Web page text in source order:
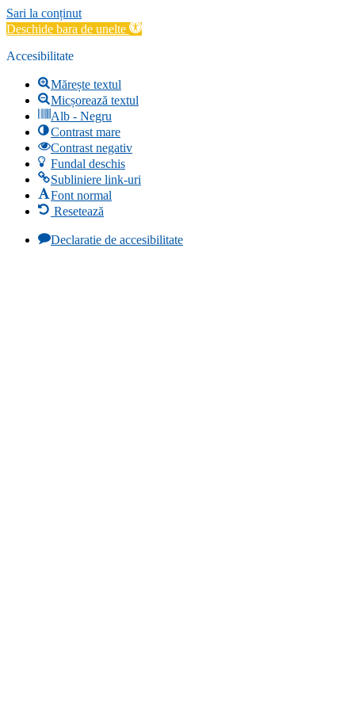
Sari la conținut
Deschide bara de unelte
Accesibilitate
Mărește textul
Micșorează textul
Alb - Negru
Contrast mare
Contrast negativ
Fundal deschis
Subliniere link-uri
Font normal
Resetează
Declaratie de accesibilitate